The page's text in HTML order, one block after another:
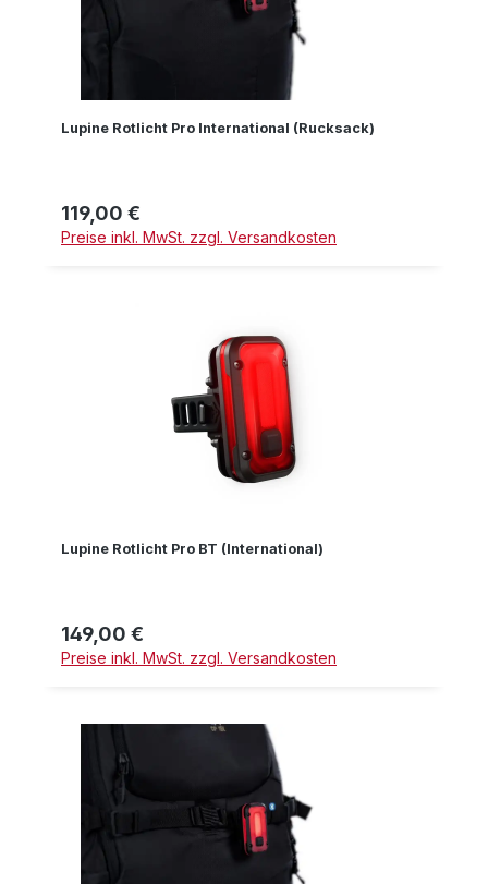
Lupine Rotlicht Pro International (Rucksack)
Regulärer Preis:
119,00 €
Preise inkl. MwSt. zzgl. Versandkosten
Lupine Rotlicht Pro BT (International)
Regulärer Preis:
149,00 €
Preise inkl. MwSt. zzgl. Versandkosten